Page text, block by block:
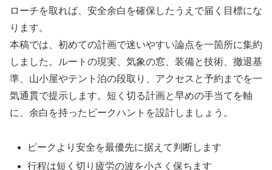
ローチを取れば、安全余白を確保したうえで届く目標にな
ります。
本稿では、初めての計画で迷いやすい論点を一箇所に集約
しました。ルートの現実、気象の窓、装備と技術、撤退基
準、山小屋やテント泊の段取り、アクセスと予約までを一
気通貫で提示します。短く切る計画と早めの手当てを軸
に、余白を持ったピークハントを設計しましょう。
ピークより安全を最優先に据えて判断します
行程は短く切り疲労の波を小さく保ちます